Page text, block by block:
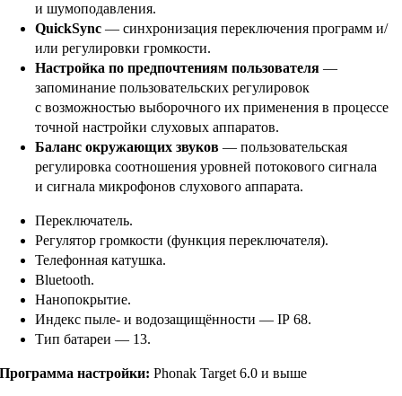
и шумоподавления.
QuickSync — синхронизация переключения программ и/
или регулировки громкости.
Настройка по предпочтениям пользователя—
запоминание пользовательских регулировок
с возможностью выборочного их применения в процессе
точной настройки слуховых аппаратов.
Баланс окружающих звуков — пользовательская
регулировка соотношения уровней потокового сигнала
и сигнала микрофонов слухового аппарата.
Переключатель.
Регулятор громкости (функция переключателя).
Телефонная катушка.
Bluetooth.
Нанопокрытие.
Индекс пыле- и водозащищённости — IP 68.
Тип батареи — 13.
Программа настройки: Phonak Target 6.0 и выше